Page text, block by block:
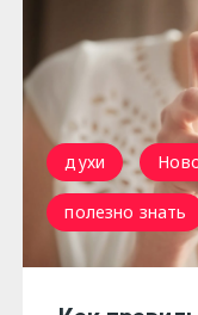
духи
полезно знать